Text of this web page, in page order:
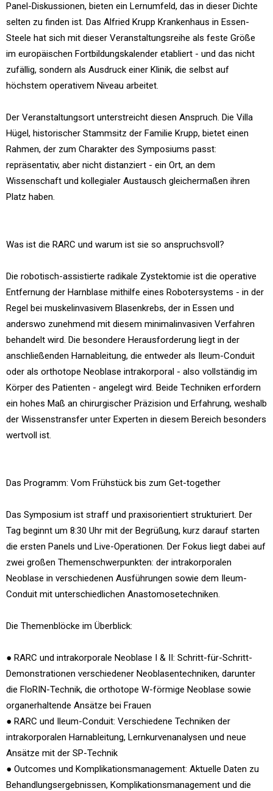
Panel-Diskussionen, bieten ein Lernumfeld, das in dieser Dichte
selten zu finden ist. Das Alfried Krupp Krankenhaus in Essen-
Steele hat sich mit dieser Veranstaltungsreihe als feste Größe
im europäischen Fortbildungskalender etabliert - und das nicht
zufällig, sondern als Ausdruck einer Klinik, die selbst auf
höchstem operativem Niveau arbeitet.
Der Veranstaltungsort unterstreicht diesen Anspruch. Die Villa
Hügel, historischer Stammsitz der Familie Krupp, bietet einen
Rahmen, der zum Charakter des Symposiums passt:
repräsentativ, aber nicht distanziert - ein Ort, an dem
Wissenschaft und kollegialer Austausch gleichermaßen ihren
Platz haben.
Was ist die RARC und warum ist sie so anspruchsvoll?
Die robotisch-assistierte radikale Zystektomie ist die operative
Entfernung der Harnblase mithilfe eines Robotersystems - in der
Regel bei muskelinvasivem Blasenkrebs, der in Essen und
anderswo zunehmend mit diesem minimalinvasiven Verfahren
behandelt wird. Die besondere Herausforderung liegt in der
anschließenden Harnableitung, die entweder als Ileum-Conduit
oder als orthotope Neoblase intrakorporal - also vollständig im
Körper des Patienten - angelegt wird. Beide Techniken erfordern
ein hohes Maß an chirurgischer Präzision und Erfahrung, weshalb
der Wissenstransfer unter Experten in diesem Bereich besonders
wertvoll ist.
Das Programm: Vom Frühstück bis zum Get-together
Das Symposium ist straff und praxisorientiert strukturiert. Der
Tag beginnt um 8:30 Uhr mit der Begrüßung, kurz darauf starten
die ersten Panels und Live-Operationen. Der Fokus liegt dabei auf
zwei großen Themenschwerpunkten: der intrakorporalen
Neoblase in verschiedenen Ausführungen sowie dem Ileum-
Conduit mit unterschiedlichen Anastomosetechniken.
Die Themenblöcke im Überblick:
● RARC und intrakorporale Neoblase I & II: Schritt-für-Schritt-
Demonstrationen verschiedener Neoblasentechniken, darunter
die FloRIN-Technik, die orthotope W-förmige Neoblase sowie
organerhaltende Ansätze bei Frauen
● RARC und Ileum-Conduit: Verschiedene Techniken der
intrakorporalen Harnableitung, Lernkurvenanalysen und neue
Ansätze mit der SP-Technik
● Outcomes und Komplikationsmanagement: Aktuelle Daten zu
Behandlungsergebnissen, Komplikationsmanagement und die